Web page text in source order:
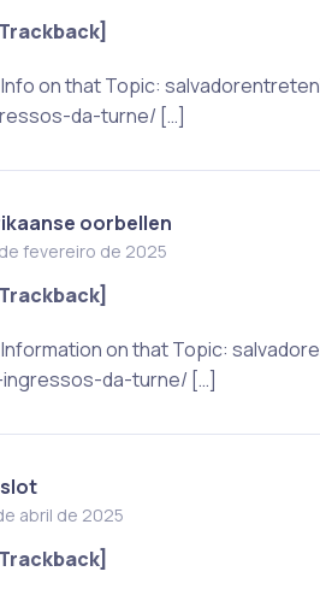
on that Topic:
da-turne/ […]
oorbellen
fevereiro de 2025
on that Topic:
da-turne/ […]
abril de 2025